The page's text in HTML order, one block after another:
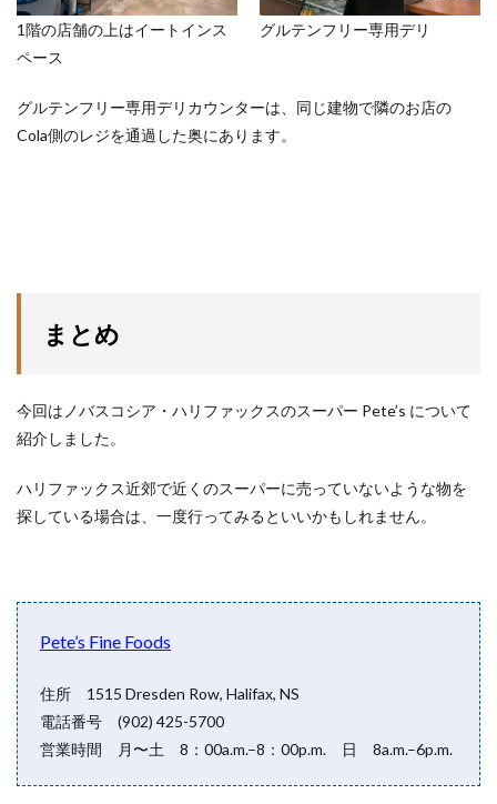
1階の店舗の上はイートインス
ペース
グルテンフリー専用デリ
グルテンフリー専用デリカウンターは、同じ建物で隣のお店の
Cola側のレジを通過した奥にあります。
まとめ
今回はノバスコシア・ハリファックスのスーパー Pete’s について
紹介しました。
ハリファックス近郊で近くのスーパーに売っていないような物を
探している場合は、一度行ってみるといいかもしれません。
Pete’s Fine Foods
住所 1515 Dresden Row, Halifax, NS
電話番号 (902) 425-5700
営業時間 月〜土 8：00a.m.–8：00p.m. 日 8a.m.–6p.m.